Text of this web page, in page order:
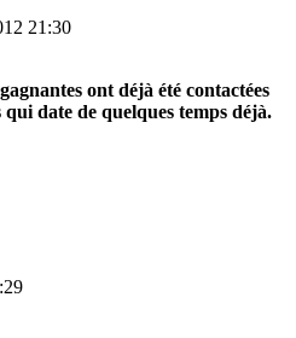
21:30
ont déjà été contactées
date de quelques temps déjà.